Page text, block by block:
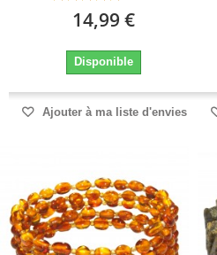
14,99 €
Disponible
Ajouter à ma liste d'envies